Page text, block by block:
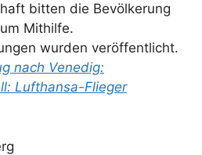
bitten die Bevölkerung
Mithilfe.
wurden veröffentlicht.
nach Venedig:
Lufthansa-Flieger